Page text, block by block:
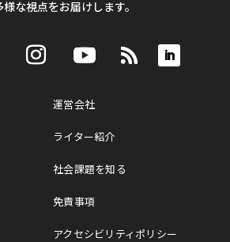
な視点をお届けします。
運営会社
ライター紹介
社会課題を知る
免責事項
アクセシビリティポリシー